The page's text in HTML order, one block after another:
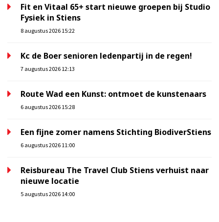
Fit en Vitaal 65+ start nieuwe groepen bij Studio
Fysiek in Stiens
8 augustus 2026 15:22
Kc de Boer senioren ledenpartij in de regen!
7 augustus 2026 12:13
Route Wad een Kunst: ontmoet de kunstenaars
6 augustus 2026 15:28
Een fijne zomer namens Stichting BiodiverStiens
6 augustus 2026 11:00
Reisbureau The Travel Club Stiens verhuist naar
nieuwe locatie
5 augustus 2026 14:00